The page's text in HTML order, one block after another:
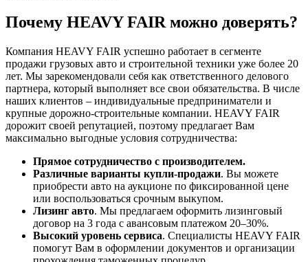
Почему HEAVY FAIR можно доверять?
Компания HEAVY FAIR успешно работает в сегменте
продажи грузовых авто и строительной техники уже более 20
лет. Мы зарекомендовали себя как ответственного делового
партнера, который выполняет все свои обязательства. В числе
наших клиентов – индивидуальные предприниматели и
крупные дорожно-строительные компании. HEAVY FAIR
дорожит своей репутацией, поэтому предлагает Вам
максимально выгодные условия сотрудничества:
Прямое сотрудничество с производителем.
Различные варианты купли-продажи. Вы можете
приобрести авто на аукционе по фиксированной цене
или воспользоваться срочным выкупом.
Лизинг авто. Мы предлагаем оформить лизинговый
договор на 3 года с авансовым платежом 20–30%.
Высокий уровень сервиса. Специалисты HEAVY FAIR
помогут Вам в оформлении документов и организации